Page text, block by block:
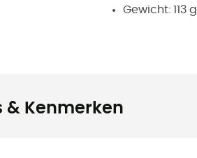
Gewicht: 113 g
& Kenmerken